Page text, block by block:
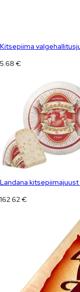
Kitsepiima
5.68 €
Landana
162.62€